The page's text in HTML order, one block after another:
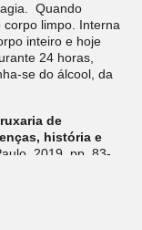
Quando
corpo limpo. Interna
inteiro e hoje
24 horas,
se do álcool, da
de
história e
2019, pp. 83-